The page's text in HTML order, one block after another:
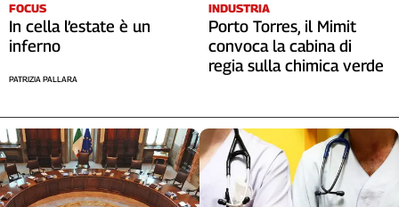
FOCUS
In cella l’estate è un
inferno
PATRIZIA PALLARA
INDUSTRIA
Porto Torres, il Mimit
convoca la cabina di
regia sulla chimica verde